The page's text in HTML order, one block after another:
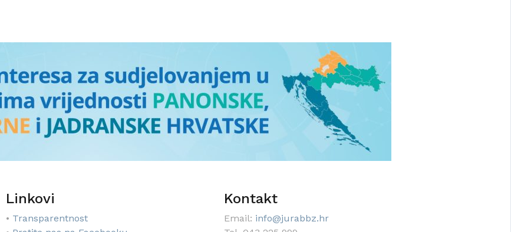
Linkovi
• Transparentnost
Kontakt
Email: info@jurabbz.hr